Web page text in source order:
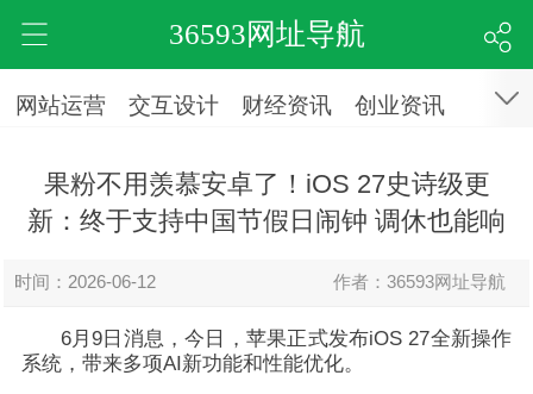
36593网址导航
网站运营 交互设计 财经资讯 创业资讯
果粉不用羡慕安卓了！iOS 27史诗级更
新：终于支持中国节假日闹钟 调休也能响
时间：2026-06-12 作者：36593网址导航
6月9日消息，今日，苹果正式发布iOS 27全新操作
系统，带来多项AI新功能和性能优化。